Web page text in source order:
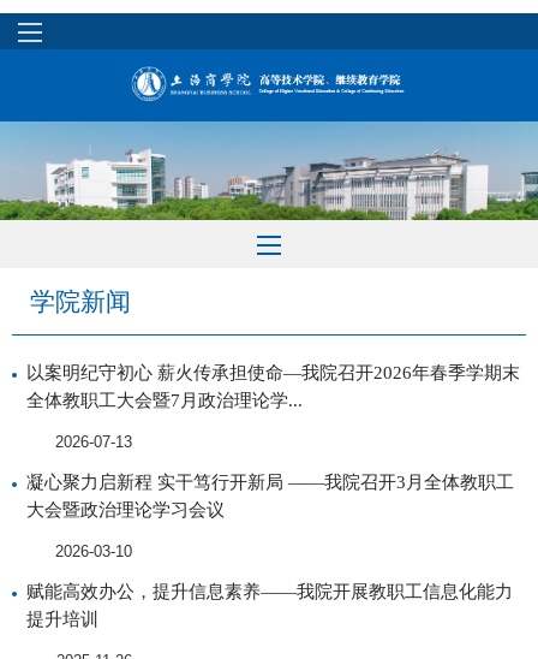
学院新闻
以案明纪守初心 薪火传承担使命—我院召开2026年春季学期末
全体教职工大会暨7月政治理论学...
2026-07-13
凝心聚力启新程 实干笃行开新局 ——我院召开3月全体教职工
大会暨政治理论学习会议
2026-03-10
赋能高效办公，提升信息素养——我院开展教职工信息化能力
提升培训